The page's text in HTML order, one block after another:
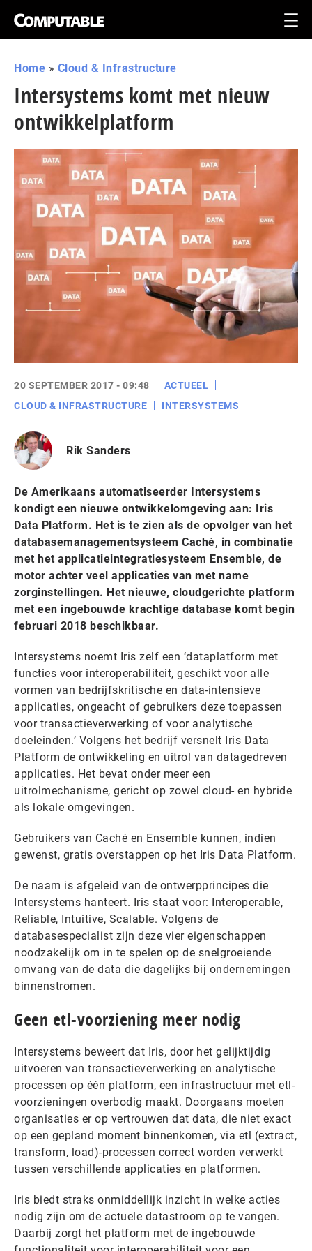
Home » Cloud & Infrastructure
Intersystems komt met nieuw
ontwikkelplatform
20 SEPTEMBER 2017 - 09:48
ACTUEEL
CLOUD & INFRASTRUCTURE
INTERSYSTEMS
Rik Sanders
De Amerikaans automatiseerder Intersystems
kondigt een nieuwe ontwikkelomgeving aan: Iris
Data Platform. Het is te zien als de opvolger van het
databasemanagementsysteem Caché, in combinatie
met het applicatieintegratiesysteem Ensemble, de
motor achter veel applicaties van met name
zorginstellingen. Het nieuwe, cloudgerichte platform
met een ingebouwde krachtige database komt begin
februari 2018 beschikbaar.
Intersystems noemt Iris zelf een ‘dataplatform met
functies voor interoperabiliteit, geschikt voor alle
vormen van bedrijfskritische en data-intensieve
applicaties, ongeacht of gebruikers deze toepassen
voor transactieverwerking of voor analytische
doeleinden.’ Volgens het bedrijf versnelt Iris Data
Platform de ontwikkeling en uitrol van datagedreven
applicaties. Het bevat onder meer een
uitrolmechanisme, gericht op zowel cloud- en hybride
als lokale omgevingen.
Gebruikers van Caché en Ensemble kunnen, indien
gewenst, gratis overstappen op het Iris Data Platform.
De naam is afgeleid van de ontwerpprincipes die
Intersystems hanteert. Iris staat voor: Interoperable,
Reliable, Intuitive, Scalable. Volgens de
databasespecialist zijn deze vier eigenschappen
noodzakelijk om in te spelen op de snelgroeiende
omvang van de data die dagelijks bij ondernemingen
binnenstromen.
Geen etl-voorziening meer nodig
Intersystems beweert dat Iris, door het gelijktijdig
uitvoeren van transactieverwerking en analytische
processen op één platform, een infrastructuur met etl-
voorzieningen overbodig maakt. Doorgaans moeten
organisaties er op vertrouwen dat data, die niet exact
op een gepland moment binnenkomen, via etl (extract,
transform, load)-processen correct worden verwerkt
tussen verschillende applicaties en platformen.
Iris biedt straks onmiddellijk inzicht in welke acties
nodig zijn om de actuele datastroom op te vangen.
Daarbij zorgt het platform met de ingebouwde